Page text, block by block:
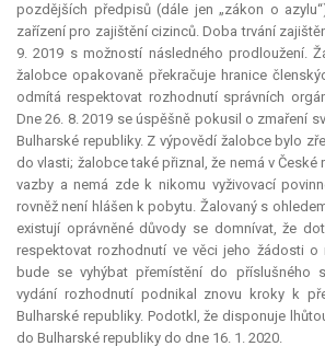
pozdějších předpisů (dále jen „zákon o
zařízení pro zajištění cizinců. Doba trvání
9. 2019 s možností následného prodloužení.
žalobce opakovaně překračuje hranice
odmítá respektovat rozhodnutí správních
Dne 26. 8. 2019 se úspěšně pokusil o zmaření
Bulharské republiky. Z výpovědí žalobce bylo
do vlasti; žalobce také přiznal, že nemá v
vazby a nemá zde k nikomu vyživovací
rovněž není hlášen k pobytu. Žalovaný s
existují oprávněné důvody se domnívat, že
respektovat rozhodnutí ve věci jeho žádosti o
bude se vyhýbat přemístění do příslušného
vydání rozhodnutí podnikal znovu kroky k
Bulharské republiky. Podotkl, že disponuje
do Bulharské republiky do dne 16. 1. 2020.